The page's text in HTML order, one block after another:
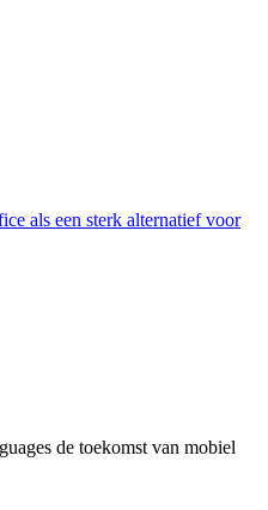
als een sterk alternatief voor
de toekomst van mobiel